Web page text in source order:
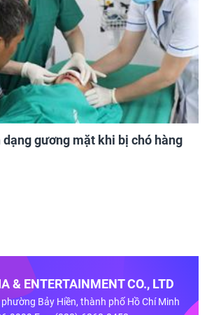
gương mặt khi bị chó hàng
& ENTERTAINMENT CO., LTD
Bảy Hiền, thành phố Hồ Chí Minh